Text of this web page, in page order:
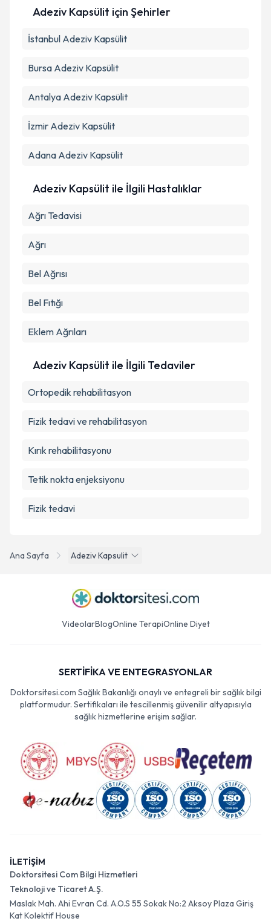
Metni'ni okudum ve kişisel verilerimin belirtilen
kapsamda işlenmesini kabul ediyorum.
Ana Sayfa Adeziv Kapsulit
Adeziv Kapsülit için Şehirler
İstanbul Adeziv Kapsülit
Bursa Adeziv Kapsülit
Antalya Adeziv Kapsülit
İzmir Adeziv Kapsülit
Adana Adeziv Kapsülit
Adeziv Kapsülit ile İlgili Hastalıklar
Ağrı Tedavisi
Ağrı
Bel Ağrısı
Bel Fıtığı
Eklem Ağrıları
Adeziv Kapsülit ile İlgili Tedaviler
Ortopedik rehabilitasyon
Fizik tedavi ve rehabilitasyon
Kırık rehabilitasyonu
Tetik nokta enjeksiyonu
Fizik tedavi
VideolarBlogOnline TerapiOnline Diyet
SERTİFİKA VE ENTEGRASYONLAR
Doktorsitesi.com Sağlık Bakanlığı onaylı ve entegreli bir sağlık bilgi
platformudur. Sertifikaları ile tescillenmiş güvenilir altyapısıyla
sağlık hizmetlerine erişim sağlar.
İLETİŞİM
Doktorsitesi Com Bilgi Hizmetleri
Teknoloji ve Ticaret A.Ş.
Maslak Mah. Ahi Evran Cd. A.O.S 55 Sokak No:2 Aksoy Plaza Giriş
Kat Kolektif House